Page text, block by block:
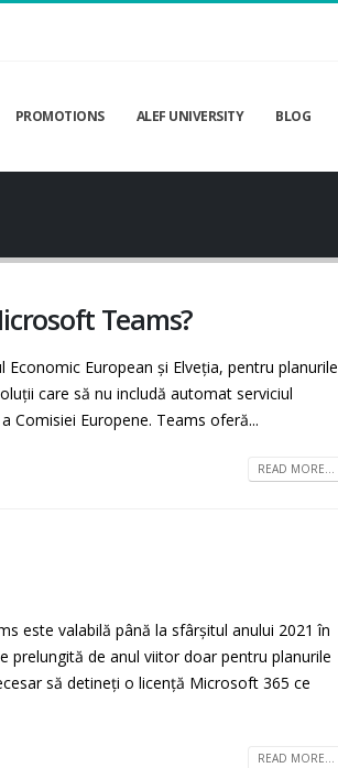
PROMOTIONS ALEF UNIVERSITY BLOG
Teams?
European și Elveția, pentru planurile
care să nu includă automat serviciul
a Comisiei Europene. Teams oferă...
READ MORE...
este valabilă până la sfârșitul anului 2021 în
prelungită de anul viitor doar pentru planurile
să detineți o licență Microsoft 365 ce
READ MORE...